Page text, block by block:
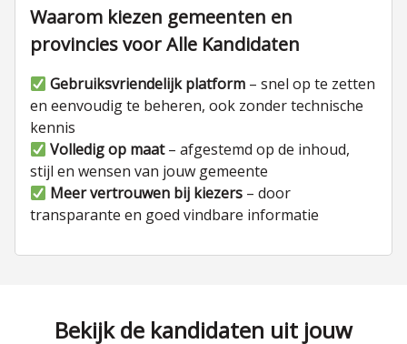
Waarom kiezen gemeenten en
provincies voor Alle Kandidaten
Gebruiksvriendelijk platform – snel op te zetten
en eenvoudig te beheren, ook zonder technische
kennis
Volledig op maat– afgestemd op de inhoud,
stijl en wensen van jouw gemeente
Meer vertrouwen bij kiezers – door
transparante en goed vindbare informatie
Bekijk de kandidaten uit jouw